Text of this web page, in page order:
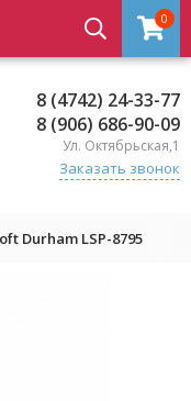
0
8 (4742) 24-33-77
8 (906) 686-90-09
Ул. Октябрьская,1
Заказать звонок
Durham LSP-8795